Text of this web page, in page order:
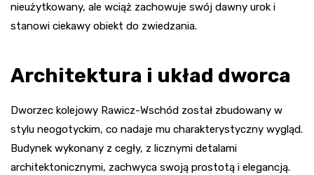
nieużytkowany, ale wciąż zachowuje swój dawny urok i
stanowi ciekawy obiekt do zwiedzania.
Architektura i układ dworca
Dworzec kolejowy Rawicz-Wschód został zbudowany w
stylu neogotyckim, co nadaje mu charakterystyczny wygląd.
Budynek wykonany z cegły, z licznymi detalami
architektonicznymi, zachwyca swoją prostotą i elegancją.